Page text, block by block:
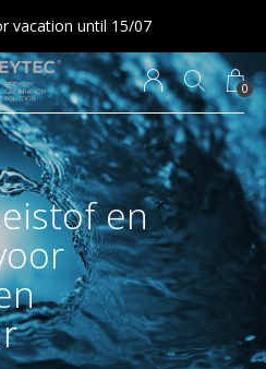
0
vacation until 15/07
en